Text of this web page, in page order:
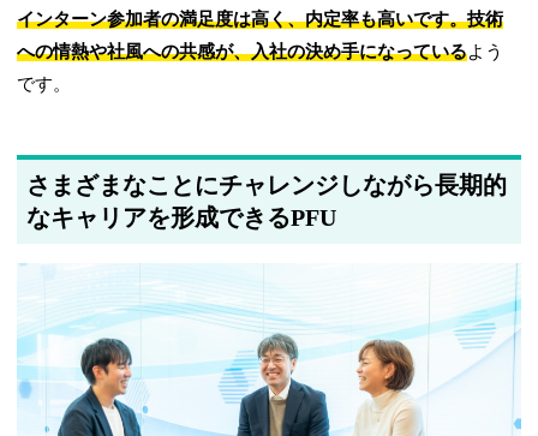
インターン参加者の満足度は高く、内定率も高いです。技術
への情熱や社風への共感が、入社の決め手になっているよう
です。
さまざまなことにチャレンジしながら長期的
なキャリアを形成できるPFU